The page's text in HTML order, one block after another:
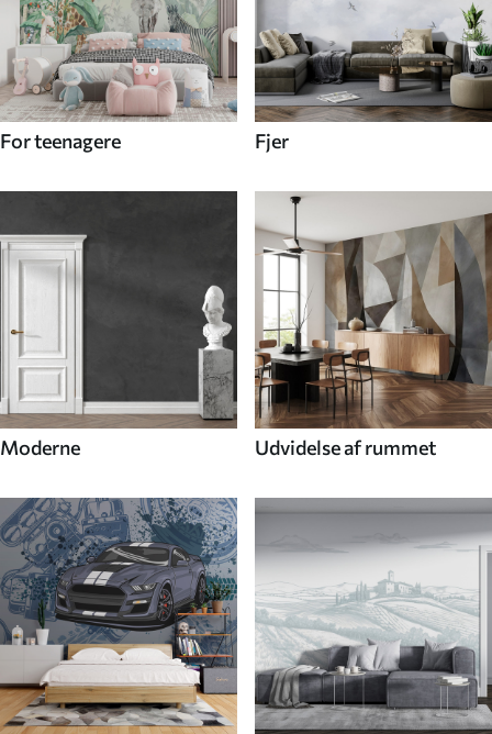
For teenagere Fjer
Moderne Udvidelse af rummet